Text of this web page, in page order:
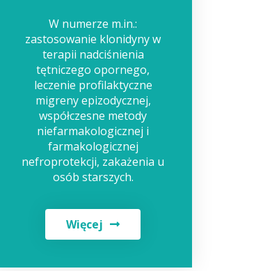
W numerze m.in.:
zastosowanie klonidyny w
terapii nadciśnienia
tętniczego opornego,
leczenie profilaktyczne
migreny epizodycznej,
współczesne metody
niefarmakologicznej i
farmakologicznej
nefroprotekcji, zakażenia u
osób starszych.
Więcej